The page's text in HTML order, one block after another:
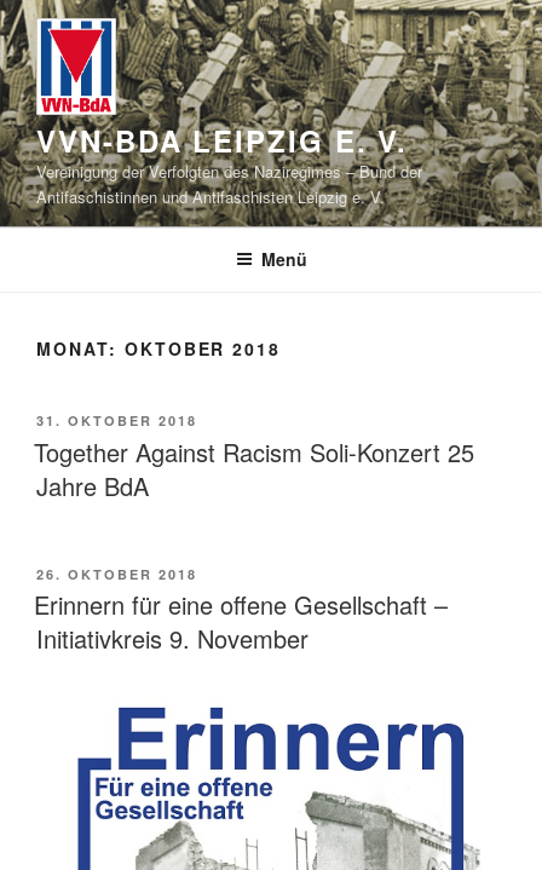
Zum
Inhalt
springen
VVN-BDA LEIPZIG E. V.
Vereinigung der Verfolgten des Naziregimes – Bund der
Antifaschistinnen und Antifaschisten Leipzig e. V.
Menü
MONAT: OKTOBER 2018
VERÖFFENTLICHT
AM
31. OKTOBER 2018
Together Against Racism Soli-Konzert 25
Jahre BdA
VERÖFFENTLICHT
AM
26. OKTOBER 2018
Erinnern für eine offene Gesellschaft –
Initiativkreis 9. November